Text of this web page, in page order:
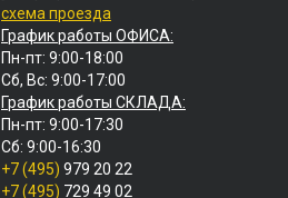
схема проезда
График работы ОФИСА:
Пн-пт: 9:00-18:00
Сб, Вс: 9:00-17:00
График работы СКЛАДА:
Пн-пт: 9:00-17:30
Сб: 9:00-16:30
+7 (495) 979 20 22
+7 (495) 729 49 02